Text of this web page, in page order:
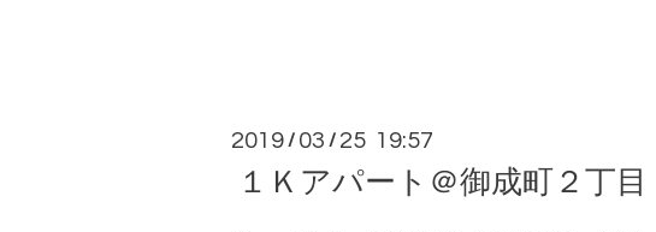
2019 / 03 / 25 19:57
１Ｋアパート＠御成町２丁